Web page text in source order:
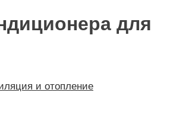
для
и отопление